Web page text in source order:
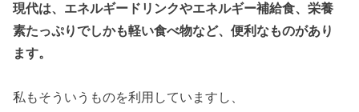
現代は、エネルギードリンクやエネルギー補給食、栄養
素たっぷりでしかも軽い食べ物など、便利なものがあり
ます。
私もそういうものを利用していますし、